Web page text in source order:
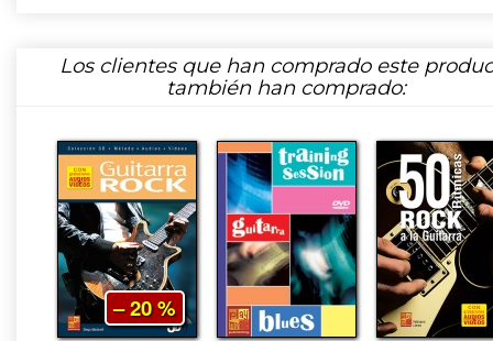
Los clientes que han comprado este
también han comprado:
– 20 %